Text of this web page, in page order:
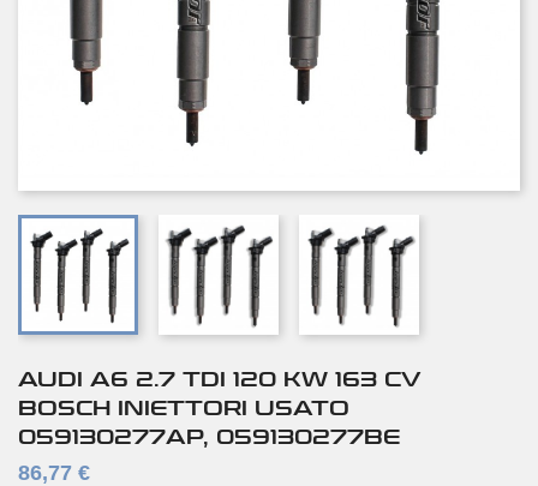
AUDI A6 2.7 TDI 120 KW 163 CV
BOSCH INIETTORI USATO
059130277AP, 059130277BE
86,77 €